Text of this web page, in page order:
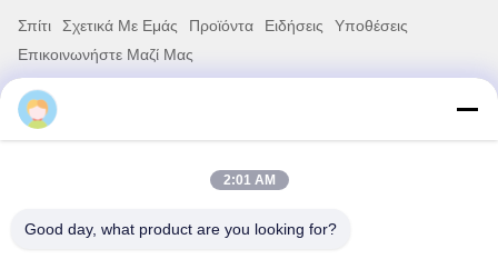
Σπίτι Σχετικά Με Εμάς Προϊόντα Ειδήσεις
Υποθέσεις
Επικοινωνήστε Μαζί Μας
Γρήγορη επικοινωνία
Δρόμος Qingxi No.36, κωμόπολη Guankou, πόλη Xiamen
Τηλεφώνημα
2:01 AM
Good day, what product are you looking for?